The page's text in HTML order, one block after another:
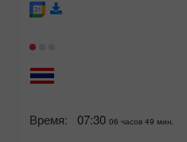
Время: 07:30 06 часов 49 мин.